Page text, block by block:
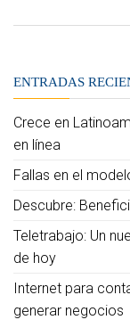
ENTRADAS
Crece en
en línea
Fallas en el
Descubre:
Teletrabajo: Un
de hoy
Internet para
generar negocios